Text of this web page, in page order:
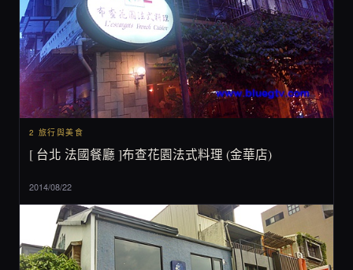
2 旅行與美食
[ 台北 法國餐廳 ]布查花園法式料理 (金華店)
2014/08/22